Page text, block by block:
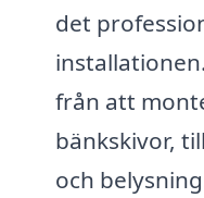
det
från att
bänkskivor,
och